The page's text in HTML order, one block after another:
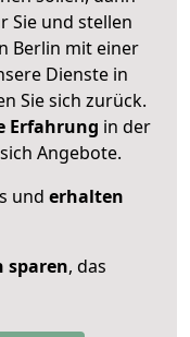
Sie und stellen
Berlin mit einer
Dienste in
Sie sich zurück.
Erfahrung in der
Angebote.
und erhalten
sparen, das